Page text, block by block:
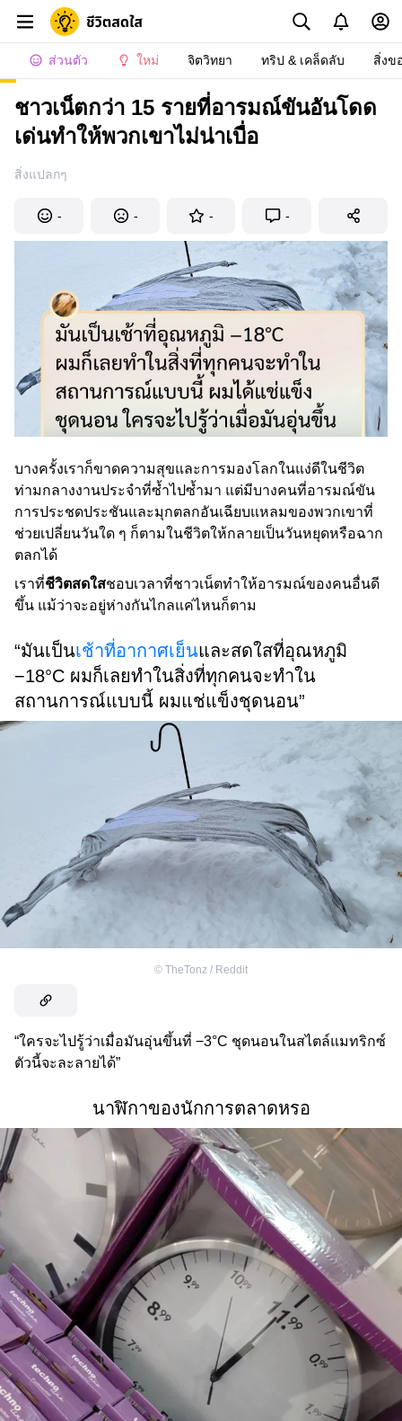
ส่วนตัว ใหม่ จิตวิทยา ทริป & เคล็ดลับ สิ่งข
ชาวเน็ตกว่า 15 รายที่อารมณ์ขันอันโดด
เด่นทำให้พวกเขาไม่น่าเบื่อ
สิ่งแปลกๆ
- - - -
บางครั้งเราก็ขาดความสุขและการมองโลกในแง่ดีในชีวิต
ท่ามกลางงานประจำที่ซ้ำไปซ้ำมา แต่มีบางคนที่อารมณ์ขัน
การประชดประชันและมุกตลกอันเฉียบแหลมของพวกเขาที่
ช่วยเปลี่ยนวันใด ๆ ก็ตามในชีวิตให้กลายเป็นวันหยุดหรือฉาก
ตลกได้
เราที่ชีวิตสดใสชอบเวลาที่ชาวเน็ตทำให้อารมณ์ของคนอื่นดี
ขึ้น แม้ว่าจะอยู่ห่างกันไกลแค่ไหนก็ตาม
“มันเป็นเช้าที่อากาศเย็นและสดใสที่อุณหภูมิ
−18°C ผมก็เลยทำในสิ่งที่ทุกคนจะทำใน
สถานการณ์แบบนี้ ผมแช่แข็งชุดนอน”
© TheTonz / Reddit
“ใครจะไปรู้ว่าเมื่อมันอุ่นขึ้นที่ −3°C ชุดนอนในสไตล์แมทริกซ์
ตัวนี้จะละลายได้”
นาฬิกาของนักการตลาดหรอ